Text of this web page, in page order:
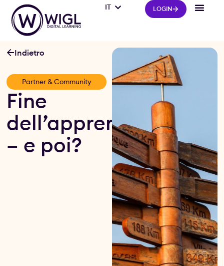
LOGIN
IT
FR
Indietro
Partner & Community
Fine
dell’apprendistato
– e poi?